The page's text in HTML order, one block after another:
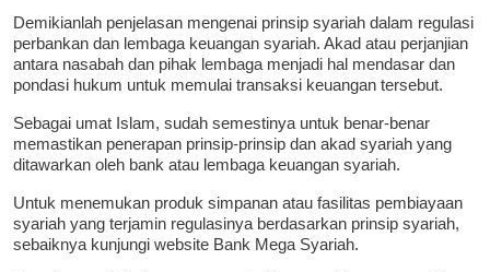
Demikianlah penjelasan mengenai prinsip syariah dalam regulasi
perbankan dan lembaga keuangan syariah. Akad atau perjanjian
antara nasabah dan pihak lembaga menjadi hal mendasar dan
pondasi hukum untuk memulai transaksi keuangan tersebut.
Sebagai umat Islam, sudah semestinya untuk benar-benar
memastikan penerapan prinsip-prinsip dan akad syariah yang
ditawarkan oleh bank atau lembaga keuangan syariah.
Untuk menemukan produk simpanan atau fasilitas pembiayaan
syariah yang terjamin regulasinya berdasarkan prinsip syariah,
sebaiknya kunjungi website Bank Mega Syariah.